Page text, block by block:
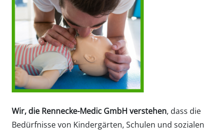
Wir, die Rennecke-Medic GmbH verstehen, dass die
Bedürfnisse von Kindergärten, Schulen und sozialen